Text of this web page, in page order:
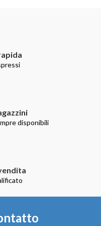
disponibili